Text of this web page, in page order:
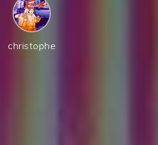
christophe